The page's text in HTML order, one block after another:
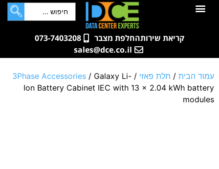
לתוכן
קריאת שירותהחלפת מצבר
073-7403208
sales@dce.co.il
עמוד הבית / תלת פאזי /
3Phase Accessories / Galaxy Li-
Ion Battery Cabinet IEC with 13 x 2.04 kWh battery
modules